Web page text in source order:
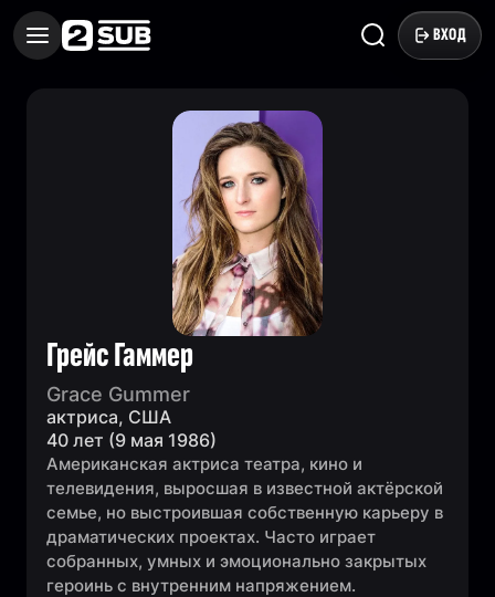
ВХОД
Грейс Гаммер
Grace Gummer
актриса, США
40 лет (9 мая 1986)
Американская актриса театра, кино и
телевидения, выросшая в известной актёрской
семье, но выстроившая собственную карьеру в
драматических проектах. Часто играет
собранных, умных и эмоционально закрытых
героинь с внутренним напряжением.